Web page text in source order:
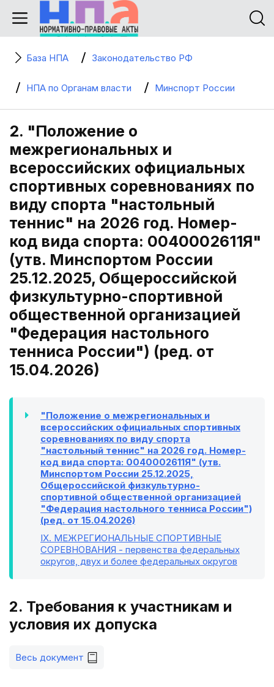
База НПА Законодательство РФ
НПА по Органам власти Минспорт России
2. "Положение о
межрегиональных и
всероссийских официальных
спортивных соревнованиях по
виду спорта "настольный
теннис" на 2026 год. Номер-
код вида спорта: 0040002611Я"
(утв. Минспортом России
25.12.2025, Общероссийской
физкультурно-спортивной
общественной организацией
"Федерация настольного
тенниса России") (ред. от
15.04.2026)
"Положение о межрегиональных и
всероссийских официальных спортивных
соревнованиях по виду спорта
"настольный теннис" на 2026 год. Номер-
код вида спорта: 0040002611Я" (утв.
Минспортом России 25.12.2025,
Общероссийской физкультурно-
спортивной общественной организацией
"Федерация настольного тенниса России")
(ред. от 15.04.2026)
IX. МЕЖРЕГИОНАЛЬНЫЕ СПОРТИВНЫЕ
СОРЕВНОВАНИЯ - первенства федеральных
округов, двух и более федеральных округов
2. Требования к участникам и
условия их допуска
Весь документ